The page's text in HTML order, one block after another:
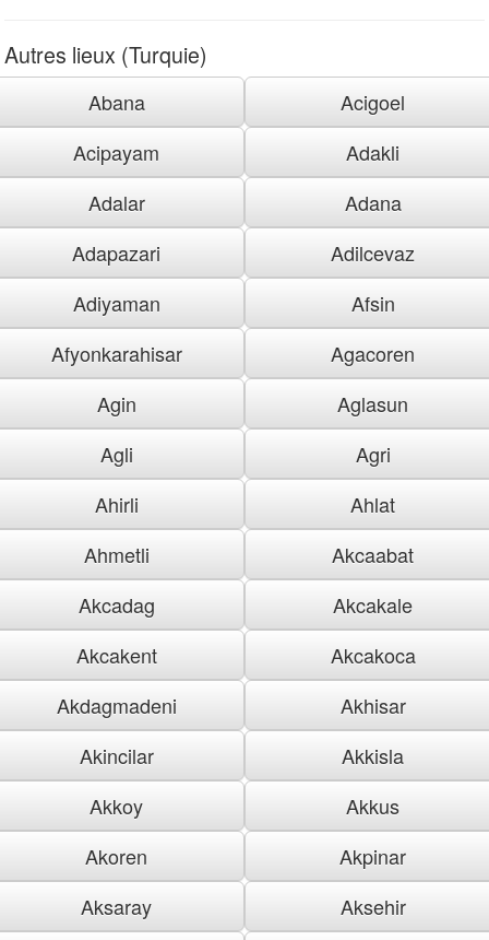
Autres lieux (Turquie)
Abana
Acigoel
Acipayam
Adakli
Adalar
Adana
Adapazari
Adilcevaz
Adiyaman
Afsin
Afyonkarahisar
Agacoren
Agin
Aglasun
Agli
Agri
Ahirli
Ahlat
Ahmetli
Akcaabat
Akcadag
Akcakale
Akcakent
Akcakoca
Akdagmadeni
Akhisar
Akincilar
Akkisla
Akkoy
Akkus
Akoren
Akpinar
Aksaray
Aksehir